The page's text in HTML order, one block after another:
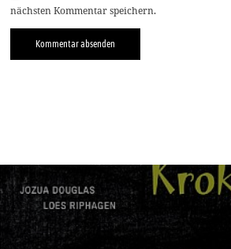
nächsten Kommentar speichern.